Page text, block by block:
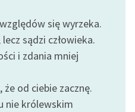
się wyrzeka.
sądzi człowieka.
i zdania mniej
od ciebie zacznę.
nie królewskim